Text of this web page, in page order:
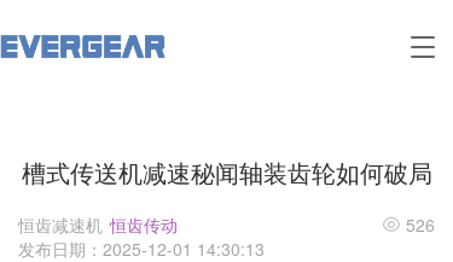
T
e
n
a
槽式传送机减速秘闻轴装齿轮如何破局
恒齿减速机 恒齿传动
发布日期：2025-12-01 14:30:13
526